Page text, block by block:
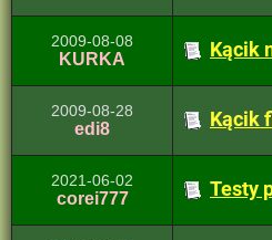
2009-08-08
KURKA Kącik
2009-08-28
edi8 Kącik
2021-06-02
corei777 Testy